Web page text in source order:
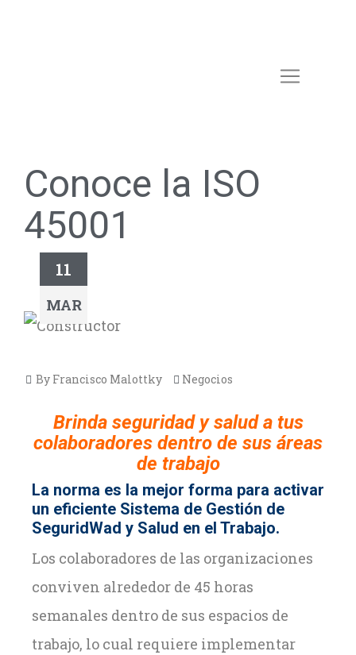
Conoce la ISO
45001
11
MAR
By Francisco Malottky Negocios
Brinda seguridad y salud a tus
colaboradores dentro de sus áreas
de trabajo
La norma es la mejor forma para activar
un eficiente Sistema de Gestión de
SeguridWad y Salud en el Trabajo.
Los colaboradores de las organizaciones
conviven alrededor de 45 horas
semanales dentro de sus espacios de
trabajo, lo cual requiere implementar